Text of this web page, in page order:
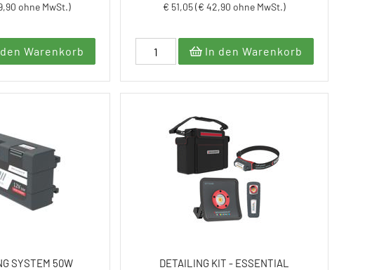
ohne MwSt.)
Warenkorb
€ 51,05 (€ 42,90 ohne MwSt.)
In den Warenkorb
SYSTEM 50W DETAILING KIT - ESSENTIAL